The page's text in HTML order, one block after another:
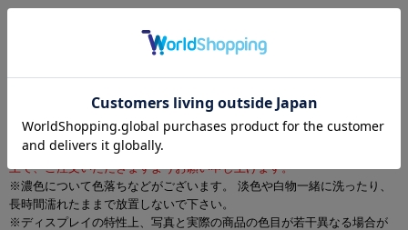
※本商品は衛生商品の為、返品・交換は、未使用であってもお受けでき
ません。ご購入の際には、サイズやデザイン等をよくご確認いただいた
上で、ご注文いただきますようお願い申し上げます。
※濃色について色落ちなどがございます。 淡色や白物一緒に洗ったり、
長時間濡れたままで放置しないで下さい。
※ディスプレイの特性上、写真と実際の商品の色目が若干異なる場合が